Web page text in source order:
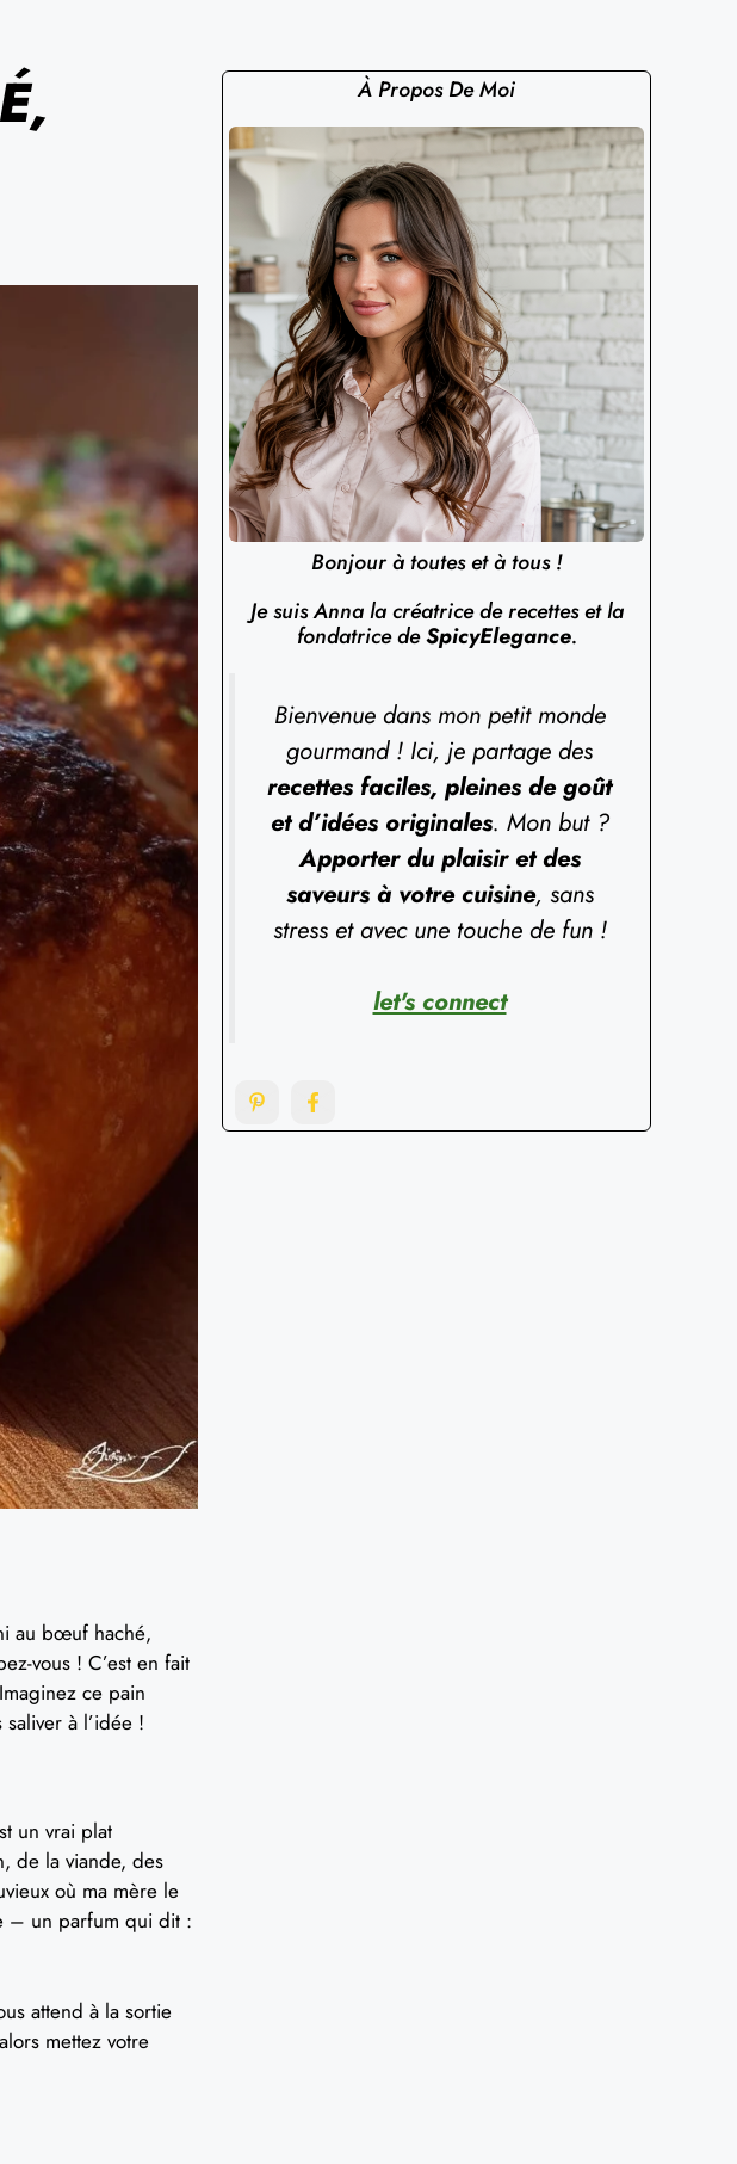
au bœuf haché,
vous ! C’est en fait
ce pain
à l’idée !
un vrai plat
de la viande, des
où ma mère le
– un parfum qui dit :
attend à la sortie
mettez votre
À Propos De Moi
Bonjour à toutes et à tous !
Je suis Anna la créatrice de recettes et la
fondatrice deSpicyElegance.
Bienvenue dans mon petit monde
gourmand ! Ici, je partage des
recettes faciles, pleines de goût
et d’idées originales. Mon but ?
Apporter du plaisir et des
saveurs à votre cuisine, sans
stress et avec une touche de fun !
let's connect